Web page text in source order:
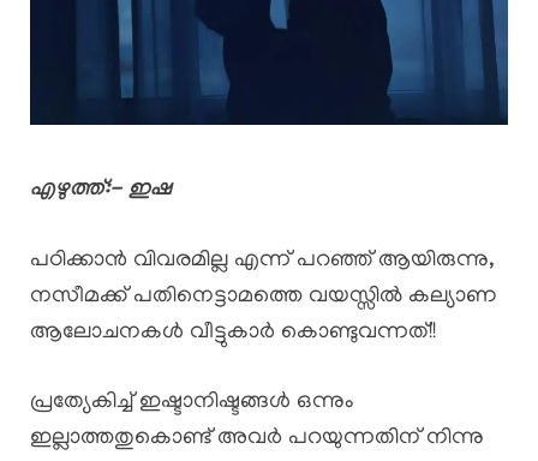
എഴുത്ത്:- ഇഷ
പഠിക്കാൻ വിവരമില്ല എന്ന് പറഞ്ഞ് ആയിരുന്നു,
നസീമക്ക് പതിനെട്ടാമത്തെ വയസ്സിൽ കല്യാണ
ആലോചനകൾ വീട്ടുകാർ കൊണ്ടുവന്നത്!!
പ്രത്യേകിച്ച് ഇഷ്ടാനിഷ്ടങ്ങൾ ഒന്നും
ഇല്ലാത്തതുകൊണ്ട് അവർ പറയുന്നതിന് നിന്നു